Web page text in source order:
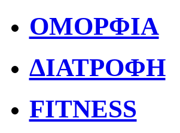
ΟΜΟΡΦΙΑ
ΔΙΑΤΡΟΦΗ
FITNESS